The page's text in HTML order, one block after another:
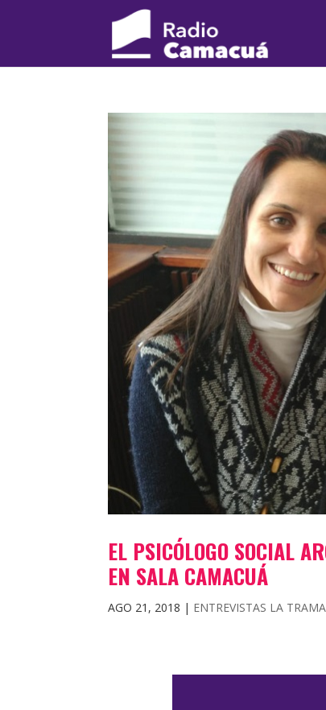
EL PSICÓLOGO SOCIAL
EN SALA CAMACUÁ
AGO 21, 2018 | ENTREVISTAS LA TRAMA